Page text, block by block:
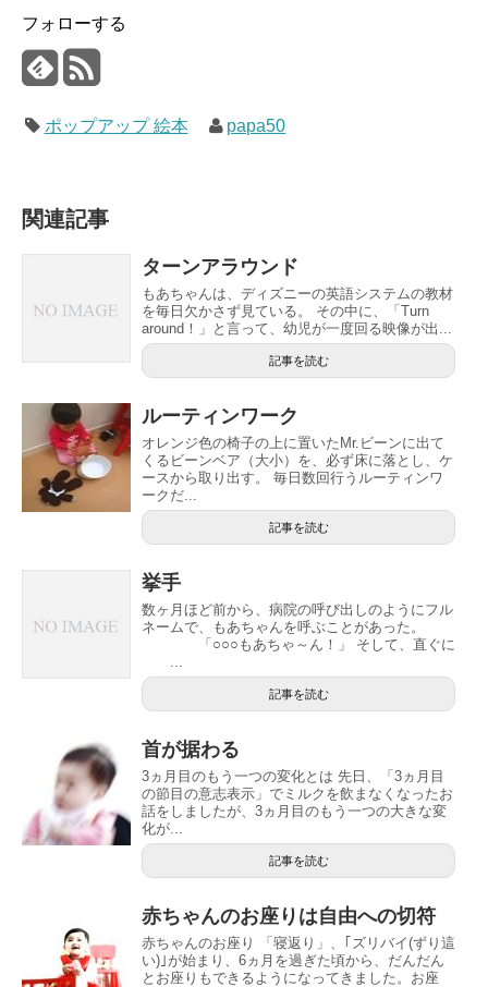
フォローする
ポップアップ 絵本 papa50
関連記事
ターンアラウンド
もあちゃんは、ディズニーの英語システムの教材
を毎日欠かさず見ている。 その中に、「Turn
around！」と言って、幼児が一度回る映像が出...
記事を読む
ルーティンワーク
オレンジ色の椅子の上に置いたMr.ビーンに出て
くるビーンベア（大小）を、必ず床に落とし、ケ
ースから取り出す。 毎日数回行うルーティンワ
ークだ...
記事を読む
挙手
数ヶ月ほど前から、病院の呼び出しのようにフル
ネームで、もあちゃんを呼ぶことがあった。
「○○○もあちゃ～ん！」 そして、直ぐに
記事を読む
首が据わる
3ヵ月目のもう一つの変化とは 先日、「3ヵ月目
の節目の意志表示」でミルクを飲まなくなったお
話をしましたが、3ヵ月目のもう一つの大きな変
化が...
記事を読む
赤ちゃんのお座りは自由への切符
赤ちゃんのお座り 「寝返り」、｢ズリバイ(ずり這
い)｣が始まり、6ヵ月を過ぎた頃から、だんだん
とお座りもできるようになってきました。お座